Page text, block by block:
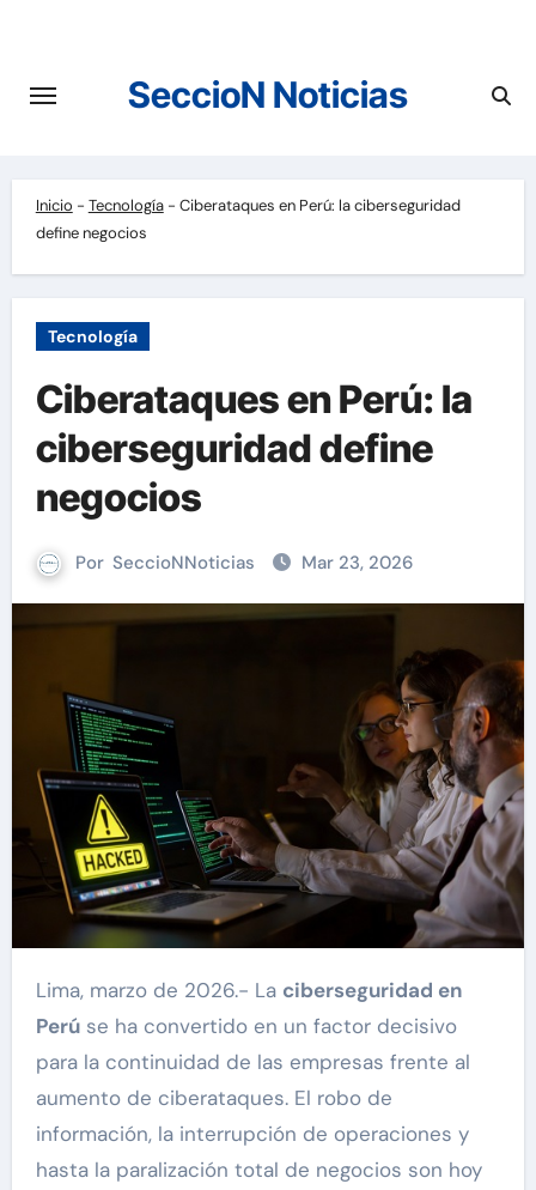
contenido
SeccioN Noticias
Inicio - Tecnología- Ciberataques en Perú: la ciberseguridad
define negocios
Tecnología
Ciberataques en Perú: la
ciberseguridad define
negocios
Por SeccioNNoticias Mar 23, 2026
Lima, marzo de 2026.- La ciberseguridad en
Perúse ha convertido en un factor decisivo
para la continuidad de las empresas frente al
aumento de ciberataques. El robo de
información, la interrupción de operaciones y
hasta la paralización total de negocios son hoy